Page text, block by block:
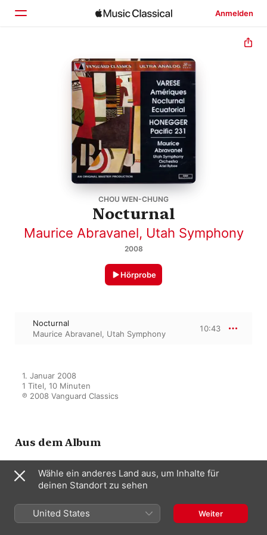
Anmelden
Startseite
Entdecken
Suchen
CHOU WEN-CHUNG
Nocturnal
Maurice Abravanel, Utah Symphony
2008
Hörprobe
Nocturnal
Maurice Abravanel, Utah Symphony
10:43
1. Januar 2008
1 Titel, 10 Minuten
℗ 2008 Vanguard Classics
Aus dem Album
Edgard Varese: Ameriques,
Nocturnal, Ecuatorial / Arthur
Honegger:Pacific 231
Maurice Abravanel, Utah Symphony
Wähle ein anderes Land aus, um Inhalte für
deinen Standort zu sehen
United States Weiter